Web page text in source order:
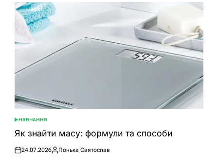
ОПУБЛІКУВАТИ
У
НАВЧАННЯ
Як знайти масу: формули та способи
Оприлюднено
24.07.2026
Опубліковано
Понька Святослав